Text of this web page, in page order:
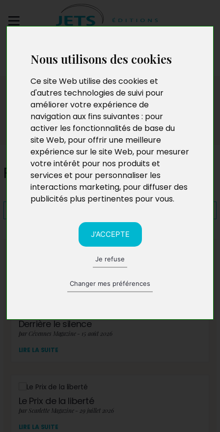
Nous utilisons des cookies
Ce site Web utilise des cookies et
d'autres technologies de suivi pour
améliorer votre expérience de
navigation aux fins suivantes : pour
activer les fonctionnalités de base du
site Web, pour offrir une meilleure
expérience sur le site Web, pour mesurer
votre intérêt pour nos produits et
services et pour personnaliser les
interactions marketing, pour diffuser des
publicités plus pertinentes pour vous.
J'ACCEPTE
Je refuse
Changer mes préférences
manuscrit
Presse
Petits papier
A lire également
Derrière le silence
par Cévennes Magazine - 15 août 2026
LIRE LA SUITE
Le Prix de la liberté
par Scarlette Magazine - 29 juillet 2026
LIRE LA SUITE